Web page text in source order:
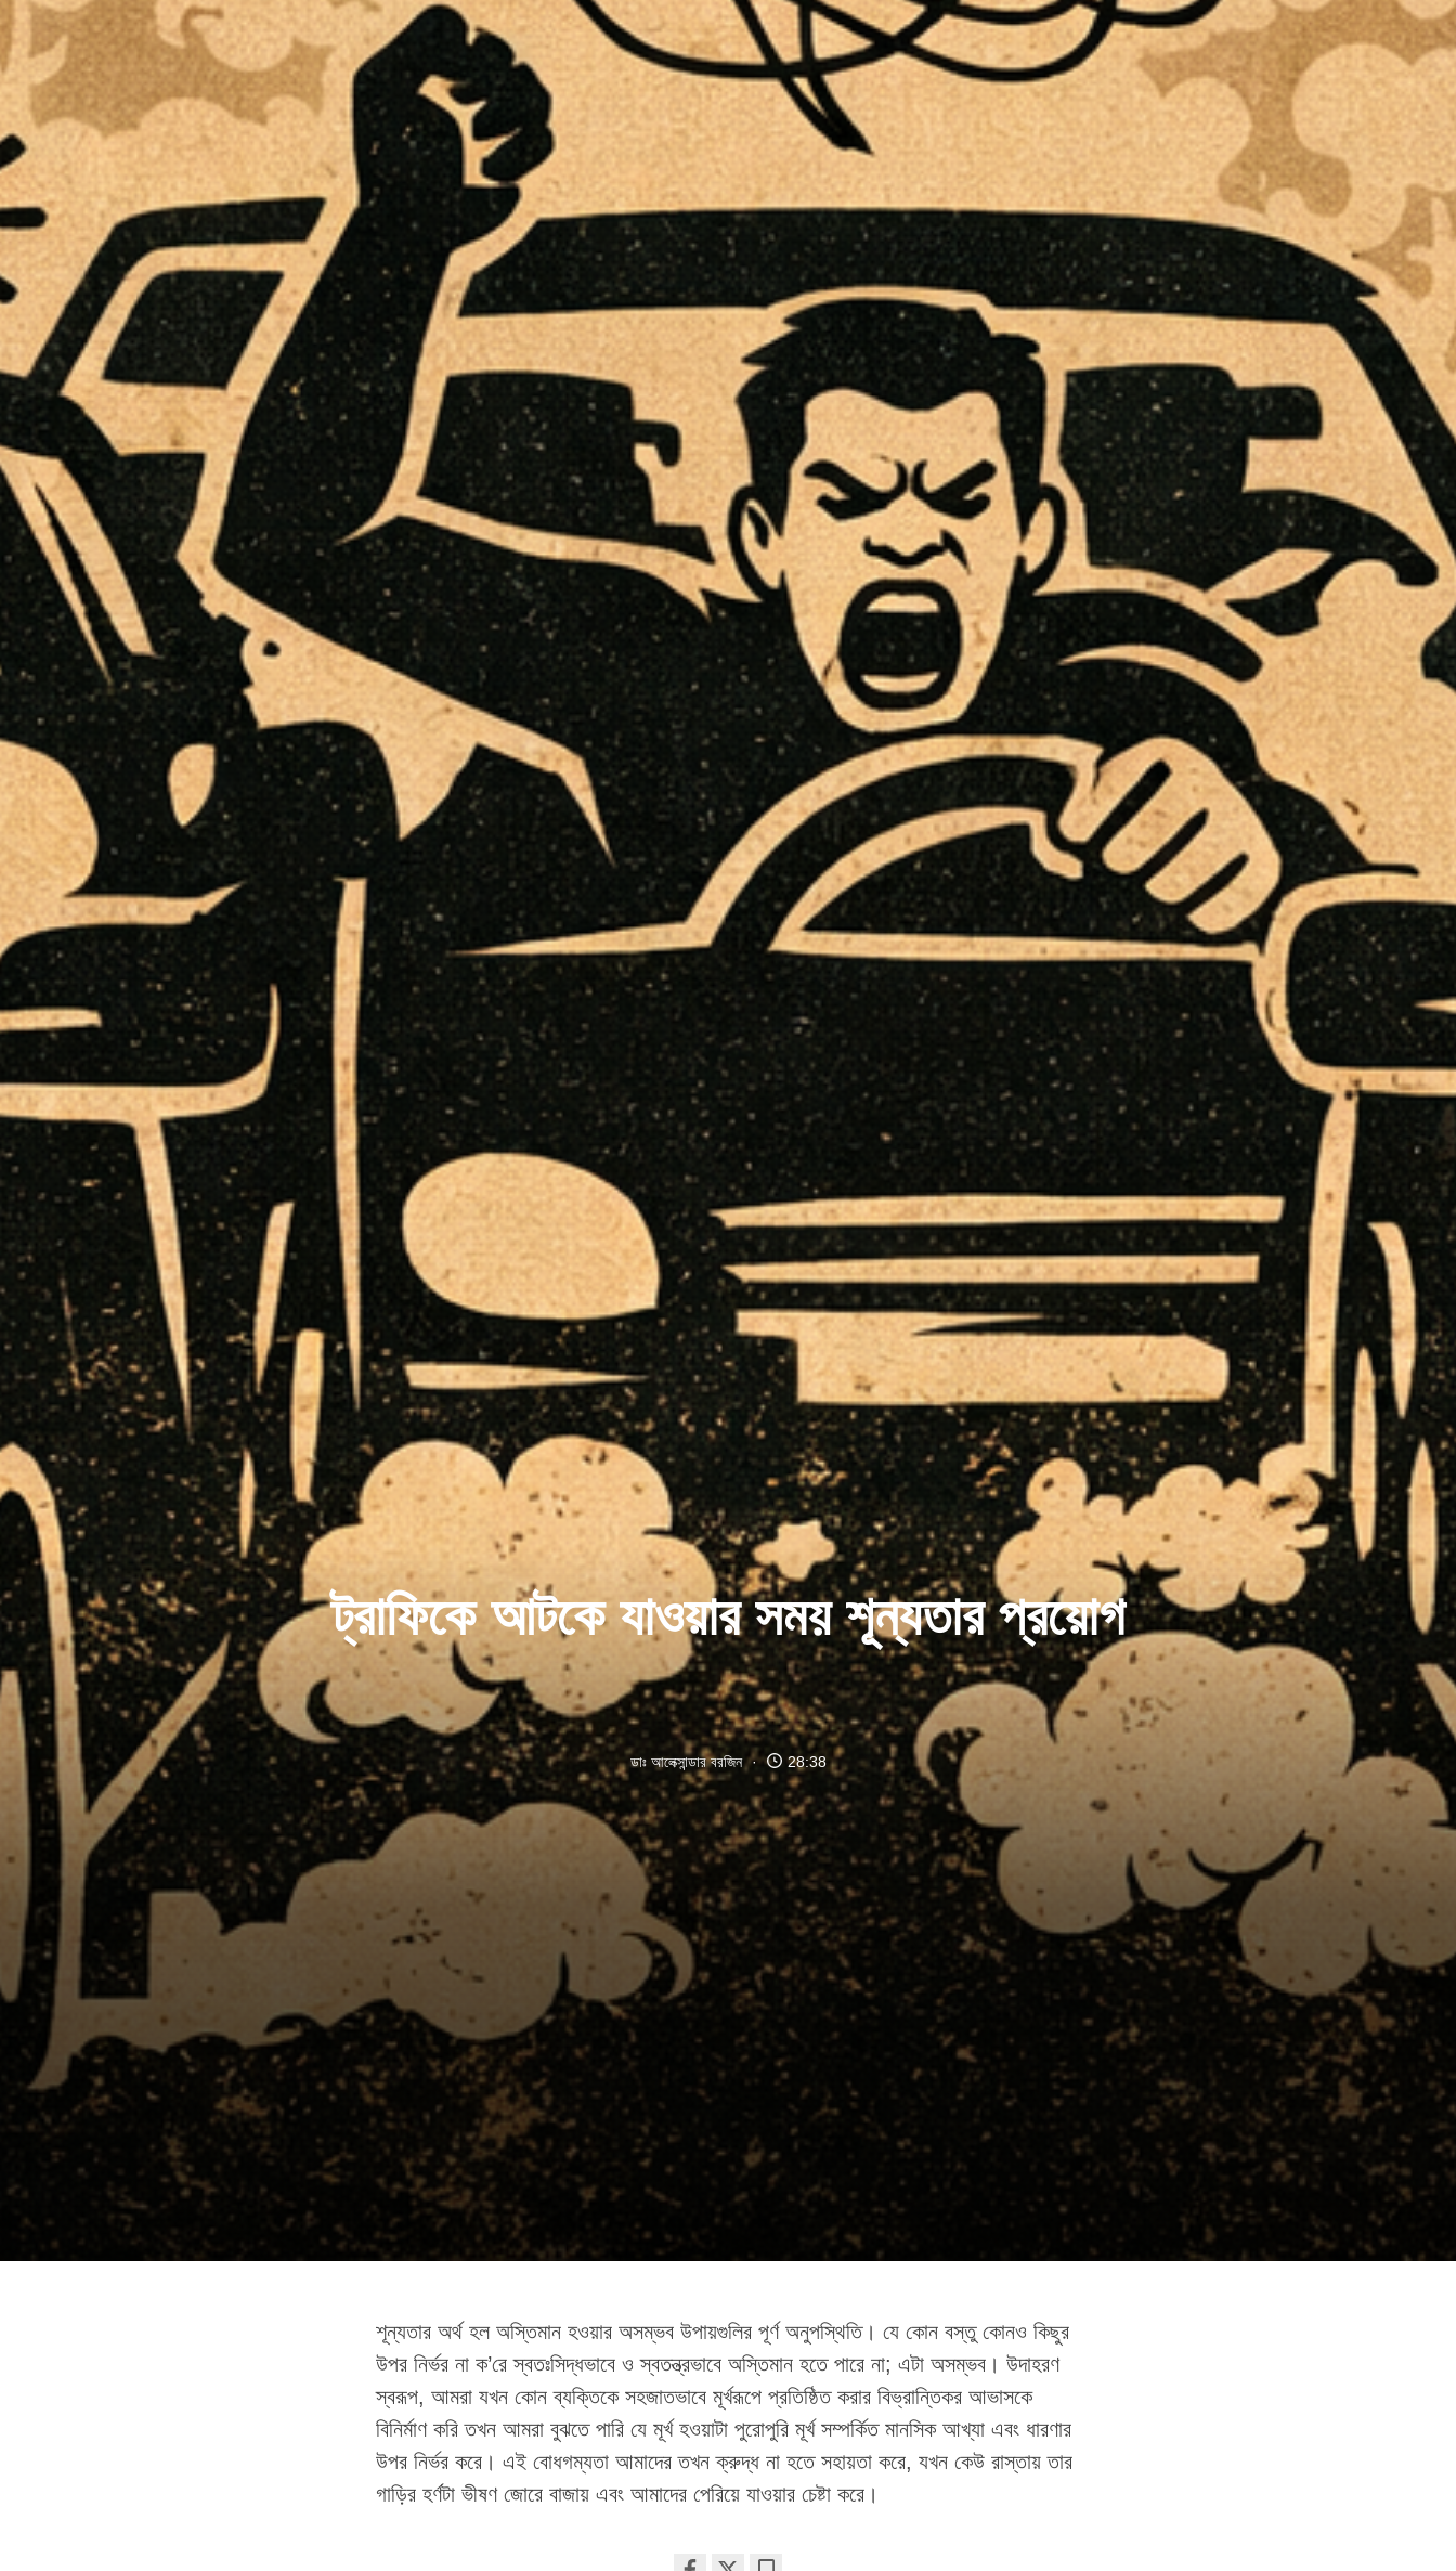
ট্রাফিকে আটকে যাওয়ার সময় শূন্যতার প্রয়োগ
ডাঃ আলেক্সান্ডার বরজিন 28:38
শূন্যতার অর্থ হল অস্তিমান হওয়ার অসম্ভব উপায়গুলির পূর্ণ অনুপস্থিতি। যে কোন বস্তু কোনও কিছুর
উপর নির্ভর না ক’রে স্বতঃসিদ্ধভাবে ও স্বতন্ত্রভাবে অস্তিমান হতে পারে না; এটা অসম্ভব। উদাহরণ
স্বরূপ, আমরা যখন কোন ব্যক্তিকে সহজাতভাবে মূর্খরূপে প্রতিষ্ঠিত করার বিভ্রান্তিকর আভাসকে
বিনির্মাণ করি তখন আমরা বুঝতে পারি যে মূর্খ হওয়াটা পুরোপুরি মূর্খ সম্পর্কিত মানসিক আখ্যা এবং ধারণার
উপর নির্ভর করে। এই বোধগম্যতা আমাদের তখন ক্রুদ্ধ না হতে সহায়তা করে, যখন কেউ রাস্তায় তার
গাড়ির হর্ণটা ভীষণ জোরে বাজায় এবং আমাদের পেরিয়ে যাওয়ার চেষ্টা করে।